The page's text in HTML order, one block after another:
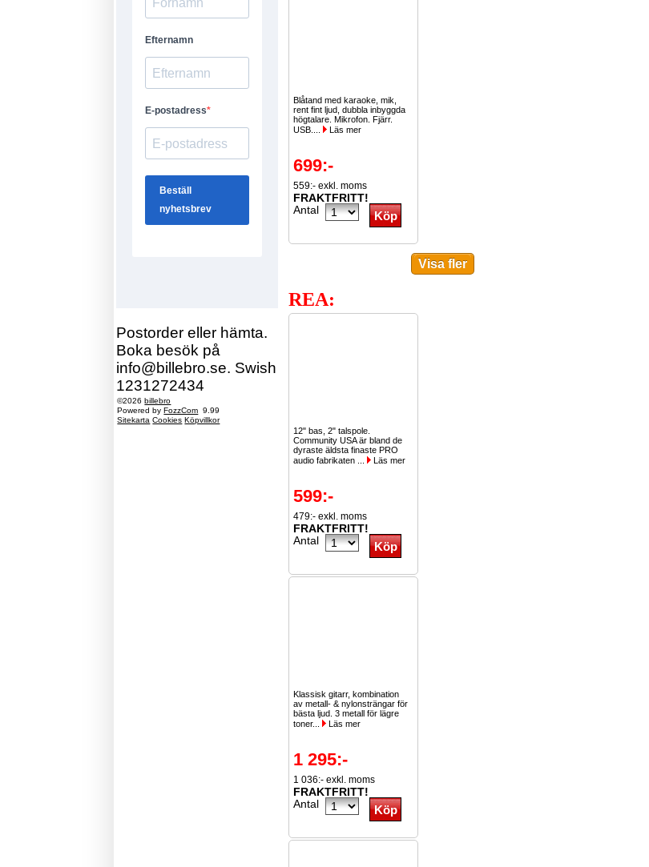
Postorder eller hämta.
Boka besök på
info@billebro.se. Swish
1231272434
©2026billebro
Powered byFozzCom 9.99
Sitekarta Cookies Köpvillkor
Blåtand med karaoke, mik,
rent fint ljud, dubbla inbyggda
högtalare. Mikrofon. Fjärr.
USB....
Läs mer
699:-
559:- exkl. moms
FRAKTFRITT!
Antal
REA:
12" bas, 2" talspole.
Community USA är bland de
dyraste äldsta finaste PRO
audio fabrikaten ...
Läs mer
599:-
479:- exkl. moms
FRAKTFRITT!
Antal
Klassisk gitarr, kombination
av metall- & nylonsträngar för
bästa ljud. 3 metall för lägre
toner...
Läs mer
1 295:-
1 036:- exkl. moms
FRAKTFRITT!
Antal